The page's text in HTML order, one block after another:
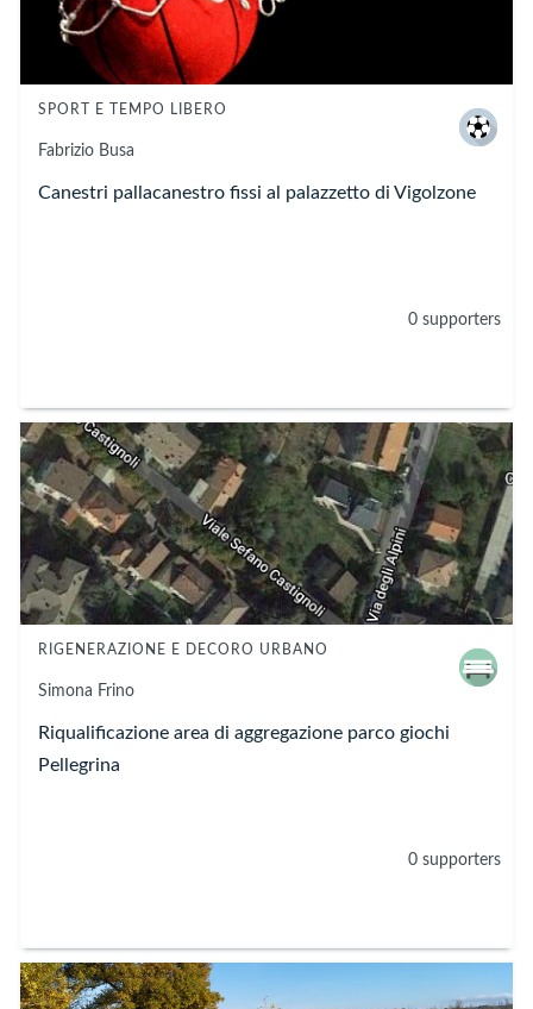
SPORT E TEMPO LIBERO
Fabrizio Busa
Canestri pallacanestro fissi al palazzetto di Vigolzone
0 supporters
RIGENERAZIONE E DECORO URBANO
Simona Frino
Riqualificazione area di aggregazione parco giochi
Pellegrina
0 supporters